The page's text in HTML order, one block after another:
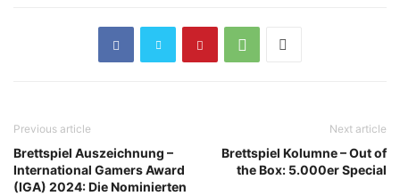
Previous article
Brettspiel Auszeichnung –
International Gamers Award
(IGA) 2024: Die Nominierten
Next article
Brettspiel Kolumne – Out of
the Box: 5.000er Special